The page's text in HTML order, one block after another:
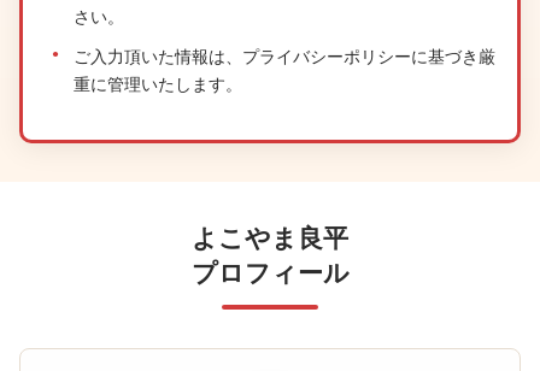
さい。
ご入力頂いた情報は、プライバシーポリシーに基づき厳
重に管理いたします。
よこやま良平
プロフィール